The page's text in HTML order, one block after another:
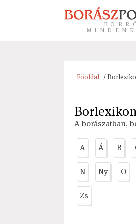
Főoldal /
A borászatban,
A Á B
N Ny O
Zs